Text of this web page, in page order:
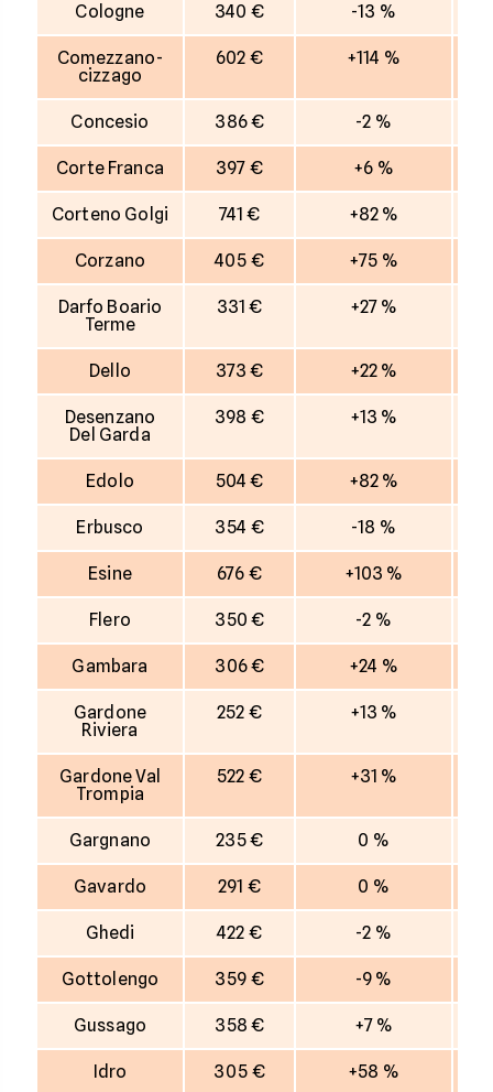
Cologne 340 € -13 %
Comezzano-
cizzago
602 € +114 %
Concesio 386 € -2 %
Corte Franca 397 € +6 %
Corteno Golgi 741 € +82 %
Corzano 405 € +75 %
Darfo Boario
Terme
331 € +27 %
Dello 373 € +22 %
Desenzano
Del Garda
398 € +13 %
Edolo 504 € +82 %
Erbusco 354 € -18 %
Esine 676 € +103 %
Flero 350 € -2 %
Gambara 306 € +24 %
Gardone
Riviera
252 € +13 %
Gardone Val
Trompia
522 € +31 %
Gargnano 235 € 0 %
Gavardo 291 € 0 %
Ghedi 422 € -2 %
Gottolengo 359 € -9 %
Gussago 358 € +7 %
Idro 305 € +58 %